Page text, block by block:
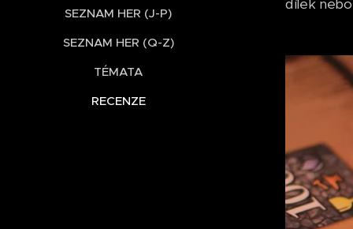
SEZNAM HER (J-P)
SEZNAM HER (Q-Z)
TÉMATA
RECENZE
dílek